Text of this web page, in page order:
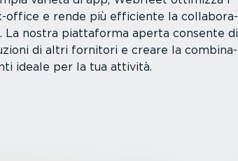
office e rende più efficiente la colla­bo­ra­
La nostra piattaforma aperta consente di
di altri fornitori e creare la combi­na­
ideale per la tua attività.